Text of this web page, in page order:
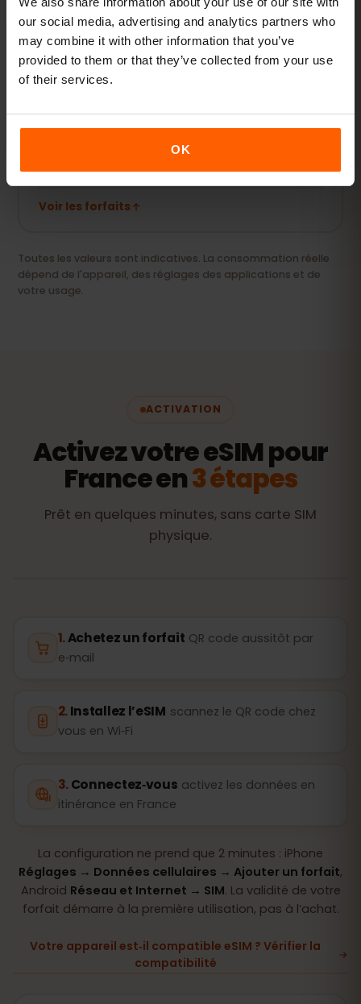
our social media, advertising and analytics partners who
may combine it with other information that you’ve
provided to them or that they’ve collected from your use
of their services.
OK
Voir les forfaits
Vidéos, appels vidéo et connexion pour votre
ordinateur ou tablette.
Voir les forfaits
Toutes les valeurs sont indicatives. La consommation réelle
dépend de l'appareil, des réglages des applications et de
votre usage.
ACTIVATION
Activez votre eSIM pour
France en3 étapes
Prêt en quelques minutes, sans carte SIM
physique.
Achetez un forfait QR code aussitôt par
e‑mail
Installez l’eSIM scannez le QR code chez
vous en Wi‑Fi
Connectez‑vous activez les données en
itinérance en France
La configuration ne prend que 2 minutes : iPhone
Réglages → Données cellulaires → Ajouter un forfait,
Android Réseau et Internet → SIM. La validité de votre
forfait démarre à la première utilisation, pas à l’achat.
Votre appareil est‑il compatible eSIM ? Vérifier la
compatibilité